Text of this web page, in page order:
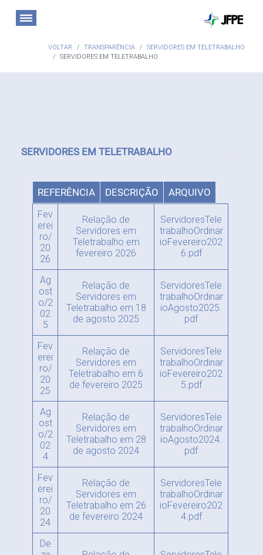
VOLTAR TRANSPARÊNCIA
SERVIDORES EM TELETRABALHO
SERVIDORES EM TELETRABALHO
SERVIDORES EM TELETRABALHO
REFERÊNCIA DESCRIÇÃO ARQUIVO
Fev
erei
ro/
20
26
Relação de
Servidores em
Teletrabalho em
fevereiro 2026
ServidoresTele
trabalhoOrdinar
ioFevereiro202
6.pdf
Ag
ost
o/2
02
5
Relação de
Servidores em
Teletrabalho em 18
de agosto 2025
ServidoresTele
trabalhoOrdinar
ioAgosto2025.
pdf
Fev
erei
ro/
20
25
Relação de
Servidores em
Teletrabalho em 6
de fevereiro 2025
ServidoresTele
trabalhoOrdinar
ioFevereiro202
5.pdf
Ag
ost
o/2
02
4
Relação de
Servidores em
Teletrabalho em 28
de agosto 2024
ServidoresTele
trabalhoOrdinar
ioAgosto2024.
pdf
Fev
erei
ro/
20
24
Relação de
Servidores em
Teletrabalho em 26
de fevereiro 2024
ServidoresTele
trabalhoOrdinar
ioFevereiro202
4.pdf
De